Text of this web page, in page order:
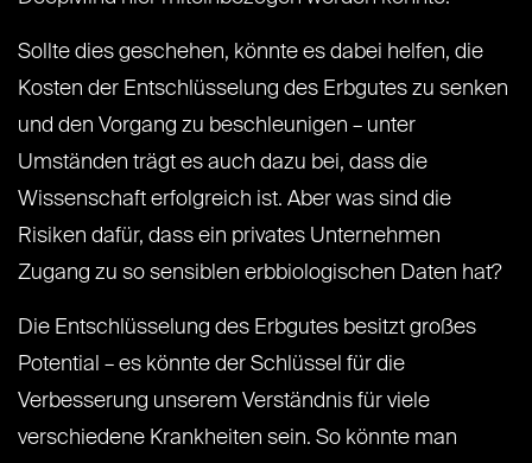
Sollte dies geschehen, könnte es dabei helfen, die
Kosten der Entschlüsselung des Erbgutes zu senken
und den Vorgang zu beschleunigen – unter
Umständen trägt es auch dazu bei, dass die
Wissenschaft erfolgreich ist. Aber was sind die
Risiken dafür, dass ein privates Unternehmen
Zugang zu so sensiblen erbbiologischen Daten hat?
Die Entschlüsselung des Erbgutes besitzt großes
Potential – es könnte der Schlüssel für die
Verbesserung unserem Verständnis für viele
verschiedene Krankheiten sein. So könnte man